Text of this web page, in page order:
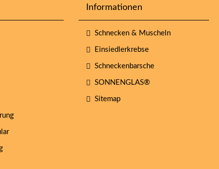
Informationen
Schnecken & Muscheln
Einsiedlerkrebse
Schneckenbarsche
SONNENGLAS®
Sitemap